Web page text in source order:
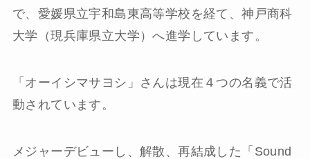
で、愛媛県立宇和島東高等学校を経て、神戸商科
大学（現兵庫県立大学）へ進学しています。
「オーイシマサヨシ」さんは現在４つの名義で活
動されています。
メジャーデビューし、解散、再結成した「Sound